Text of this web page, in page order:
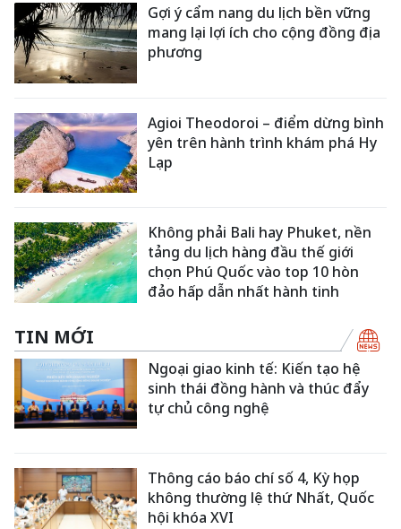
Gợi ý cẩm nang du lịch bền vững
mang lại lợi ích cho cộng đồng địa
phương
Agioi Theodoroi – điểm dừng bình
yên trên hành trình khám phá Hy
Lạp
Không phải Bali hay Phuket, nền
tảng du lịch hàng đầu thế giới
chọn Phú Quốc vào top 10 hòn
đảo hấp dẫn nhất hành tinh
TIN MỚI
Ngoại giao kinh tế: Kiến tạo hệ
sinh thái đồng hành và thúc đẩy
tự chủ công nghệ
Thông cáo báo chí số 4, Kỳ họp
không thường lệ thứ Nhất, Quốc
hội khóa XVI